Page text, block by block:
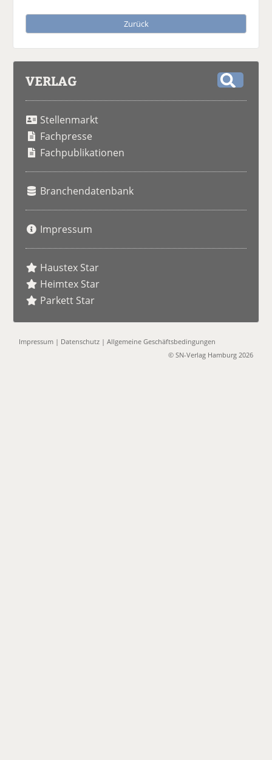
Zurück
VERLAG
Stellenmarkt
Fachpresse
Fachpublikationen
Branchendatenbank
Impressum
Haustex Star
Heimtex Star
Parkett Star
Impressum | Datenschutz |Allgemeine Geschäftsbedingungen
© SN-Verlag Hamburg 2026